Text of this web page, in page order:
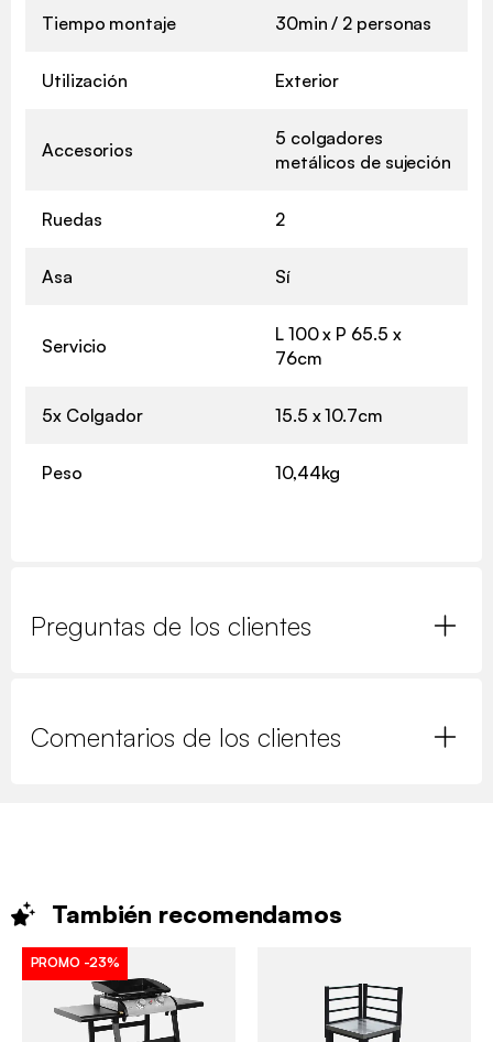
Tiempo montaje 30min / 2 personas
Utilización Exterior
Accesorios
5 colgadores
metálicos de sujeción
Ruedas 2
Asa Sí
Servicio
L 100 x P 65.5 x
76cm
5x Colgador 15.5 x 10.7cm
Peso 10,44kg
Preguntas de los clientes
Comentarios de los clientes
También recomendamos
PROMO -23%